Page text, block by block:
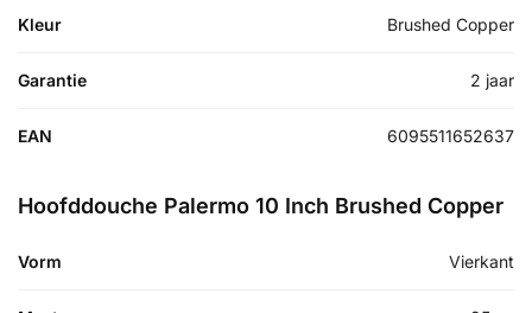
Kleur Brushed Copper
Garantie 2 jaar
EAN 6095511652637
Hoofddouche Palermo 10 Inch Brushed Copper
Vorm Vierkant